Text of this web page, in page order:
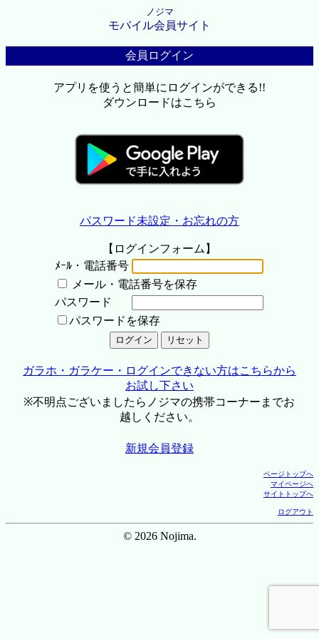
ノジマ
モバイル会員サイト
会員ログイン
アプリを使うと簡単にログインができる!!
ダウンロードはこちら
パスワード未設定・お忘れの方
【ログインフォーム】
ﾒｰﾙ・電話番号
メール・電話番号を保存
パスワード
パスワードを保存
ガラホ・ガラケー・ログインできない方はこちらから
お試し下さい
※不明点ございましたらノジマの携帯コーナーまでお
越しください。
新規会員登録
ページトップへ
マイページへ
サイトトップへ
ログアウト
© 2026 Nojima.